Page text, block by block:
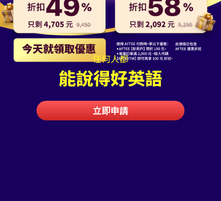
任何人都
能說得好英語
立即申請